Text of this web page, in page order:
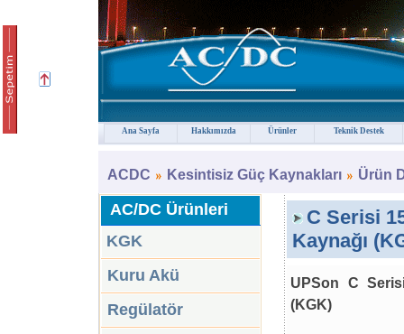
ACDC Kesintisiz Güç Kaynakları Ürün
AC/DC Ürünleri
KGK
Kuru Akü
Regülatör
C Serisi
Kaynağı
UPSon C
(KGK)
Ana Sayfa Hakkımızda Ürünler Teknik Destek